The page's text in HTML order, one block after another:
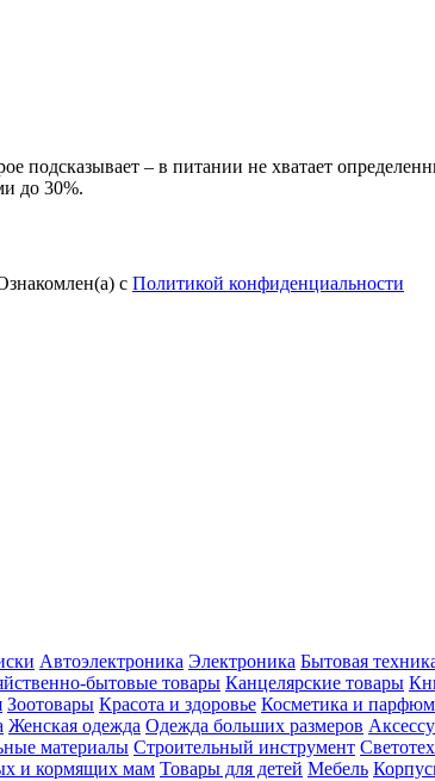
подсказывает – в питании не хватает
до 30%.
с Политикой конфиденциальности
Автоэлектроника Электроника Бытовая
бытовые товары Канцелярские товары
Зоотовары Красота и здоровье Косметика и
Женская одежда Одежда больших размеров
материалы Строительный инструмент
и кормящих мам Товары для детей Мебель